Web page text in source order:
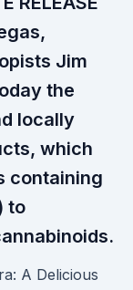
Jim
the
locally
which
containing
to
A Delicious